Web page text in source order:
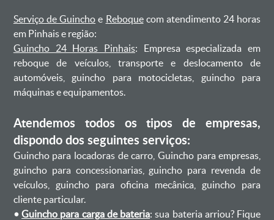
Serviço de Guincho e Reboquecom atendimento 24 horas
em Pinhais e região:
Guincho 24 Horas Pinhais: Empresa especializada em
reboque de veículos, transporte e deslocamento de
automóveis, guincho para motocicletas, guincho para
máquinas e equipamentos.
Atendemos todos os tipos de empresas,
dispondo dos seguintes serviços:
Guincho para locadoras de carro, Guincho para empresas,
guincho para concessionarias, guincho para revenda de
veículos, guincho para oficina mecânica, guincho para
cliente particular.
•Guincho para carga de bateria: sua bateria arriou? Fique